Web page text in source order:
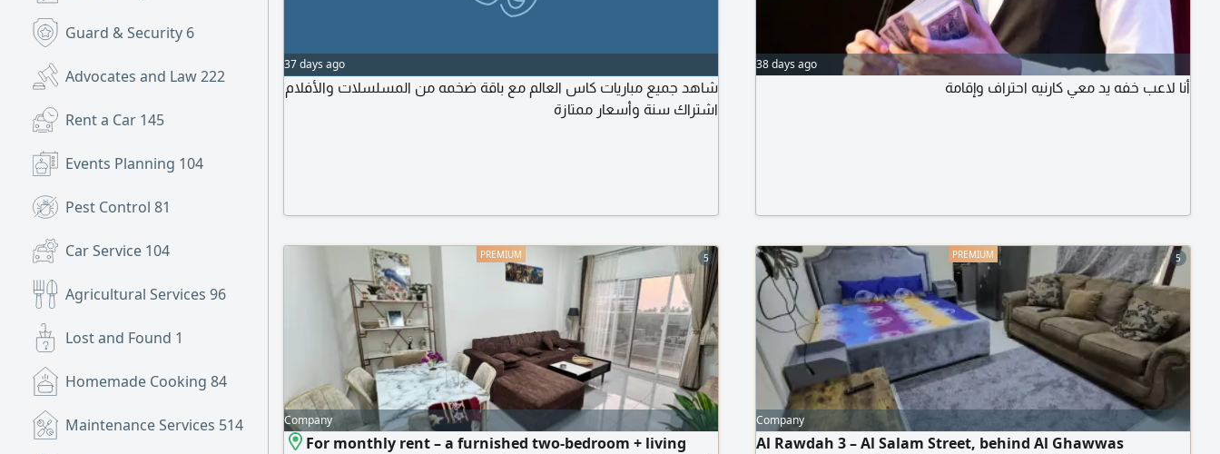
Guard & Security 6
Advocates and Law222
Rent a Car 145
Events Planning 104
Pest Control 81
Car Service 104
Agricultural Services 96
Lost and Found 1
Homemade Cooking 84
Maintenance Services 514
37 days ago
شاهد جميع مباريات كاس العالم مع باقة ضخمه من المسلسلات والأفلام
اشتراك سنة وأسعار ممتازة
38 days ago
أنا لاعب خفه يد معي كارنيه احتراف وإقامة
5
Company
For monthly rent – a furnished two-bedroom + living
5
Company
Al Rawdah 3 – Al Salam Street, behind Al Ghawwas